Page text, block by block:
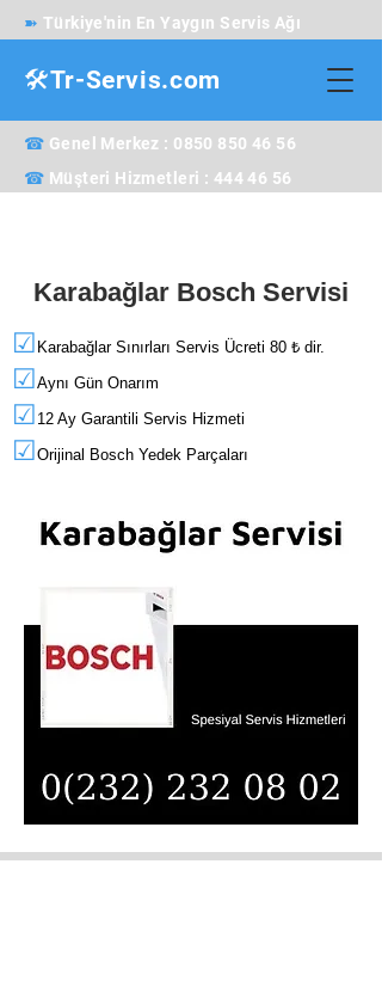
☎ Müşteri Hizmetleri : 444 46 56
➽ Türkiye'nin En Yaygın Servis Ağı
☎ Genel Merkez : 0850 850 46 56
🛠️Tr-Servis.com
Karabağlar Bosch Servisi
☑ Karabağlar Sınırları Servis Ücreti 80 ₺ dir.
☑Aynı Gün Onarım
☑ 12 Ay Garantili Servis Hizmeti
☑Orijinal Bosch Yedek Parçaları